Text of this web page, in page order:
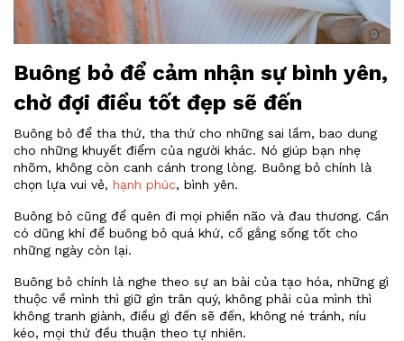
Buông bỏ để cảm nhận sự bình yên,
chờ đợi điều tốt đẹp sẽ đến
Buông bỏ để tha thứ, tha thứ cho những sai lầm, bao dung
cho những khuyết điểm của người khác. Nó giúp bạn nhẹ
nhõm, không còn canh cánh trong lòng. Buông bỏ chính là
chọn lựa vui vẻ, hạnh phúc, bình yên.
Buông bỏ cũng để quên đi mọi phiền não và đau thương. Cần
có dũng khí để buông bỏ quá khứ, cố gắng sống tốt cho
những ngày còn lại.
Buông bỏ chính là nghe theo sự an bài của tạo hóa, những gì
thuộc về mình thì giữ gìn trân quý, không phải của mình thì
không tranh giành, điều gì đến sẽ đến, không né tránh, níu
kéo, mọi thứ đều thuận theo tự nhiên.